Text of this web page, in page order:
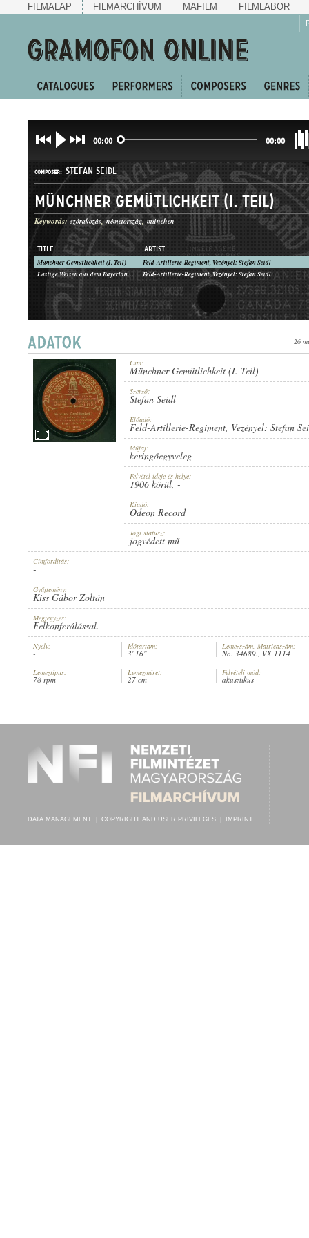
FILMALAP FILMARCHÍVUM MAFILM FILMLABOR
00:00 00:00
ARTIST: FELD-ARTILLERIE-REGIMENT, VEZÉNYEL:STEFAN SEIDL
COMPOSER: STEFAN SEIDL
GENRE: KERINGŐEGYVELEG
PUBLICATION: 1906 KÖRÜL
RECORD NUMBER:
Münchner Gemütlichkeit (I. Teil)
Keywords: szórakozás németország münchen
TITLE ARTIST
Münchner Gemütlichkeit (I. Teil)
Feld-Artillerie-Regiment, Vezényel: Stefan Seidl
Lustige Weisen aus dem Bayerland (II. Teil)
Feld-Artillerie-Regiment, Vezényel: Stefan Seidl
26
Cím:
Münchner Gemütlichkeit (I. Teil)
Szerző:
Stefan Seidl
Előadó:
Feld-Artillerie-Regiment, Vezényel: Stefan
Műfaj:
keringőegyveleg
Felvétel ideje és helye:
1906 körül, -
Kiadó:
Odeon Record
Jogi státusz:
jogvédett mű
Címfordítás:
-
Gyűjtemény:
Kiss Gábor Zoltán
Megjegyzés:
Felkonferálással.
Nyelv:
-
Időtartam:
3' 16"
Lemezszám, Matricaszám:
No. 34689., VX 1114
Lemeztípus:
78 rpm
Lemezméret:
27 cm
Felvételi mód:
akusztikus
DATA MANAGEMENT COPYRIGHT AND USER PRIVILEGES IMPRINT